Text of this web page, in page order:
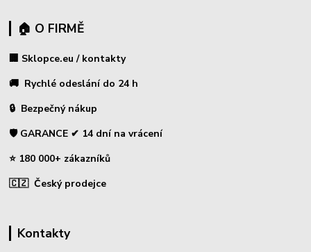
🏠 O FIRMĚ
🏢 Sklopce.eu / kontakty
🚚 Rychlé odeslání do 24 h
🔒 Bezpečný nákup
🛡️ GARANCE ✔ 14 dní na vrácení
⭐ 180 000+ zákazníků
🇨🇿 Český prodejce
Kontakty